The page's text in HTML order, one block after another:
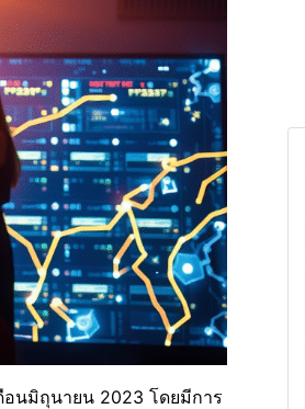
อนมิถุนายน 2023 โดยมีการ